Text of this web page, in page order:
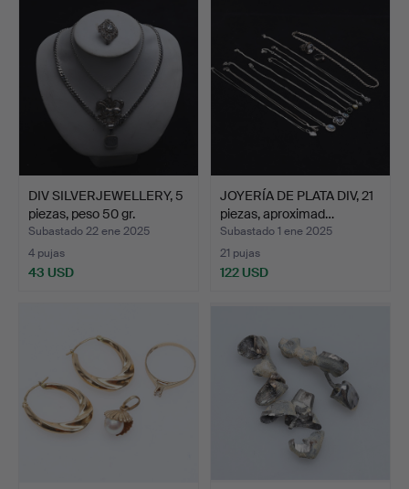
DIV SILVERJEWELLERY, 5
piezas, peso 50 gr.
Subastado 22 ene 2025
4 pujas
43 USD
JOYERÍA DE PLATA DIV, 21
piezas, aproximad…
Subastado 1 ene 2025
21 pujas
122 USD